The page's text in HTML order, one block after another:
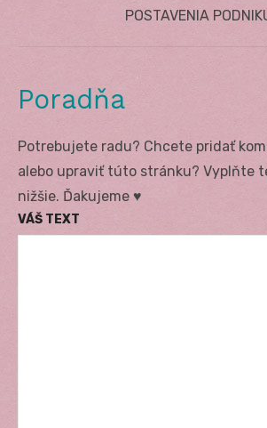
POSTAVENIA
Poradňa
Potrebujete radu? Chcete pridať
alebo upraviť túto stránku? Vyplňte
nižšie. Ďakujeme ♥
VÁŠ TEXT